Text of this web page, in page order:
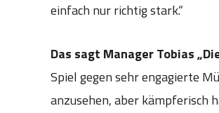
einfach nur richtig stark.“
Das sagt Manager Tobias
Spiel gegen sehr engagierte
anzusehen, aber kämpferisch